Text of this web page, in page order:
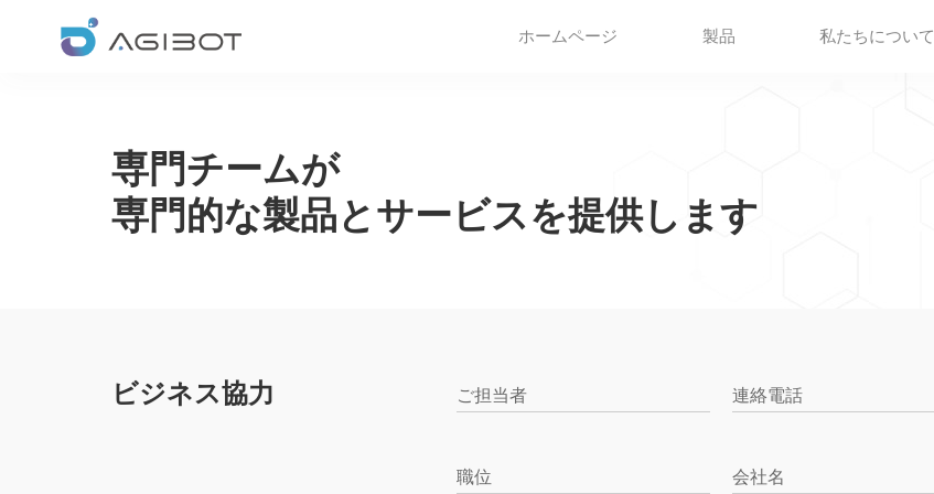
ホームページ 製品 私たちについて
専門チームが
専門的な製品とサービスを提供します
ビジネス協力 ご担当者 連絡電話
職位 会社名